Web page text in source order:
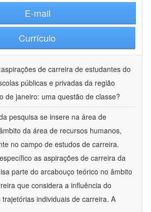
E-mail
Currículo
aspirações de carreira de estudantes do
públicas e privadas da região
de janeiro: uma questão de classe?
pesquisa se insere na área de
da área de recursos humanos,
no campo de estudos de carreira.
as aspirações de carreira da
parte do arcabouço teórico no âmbito
que considera a influência do
individuais de carreira. A